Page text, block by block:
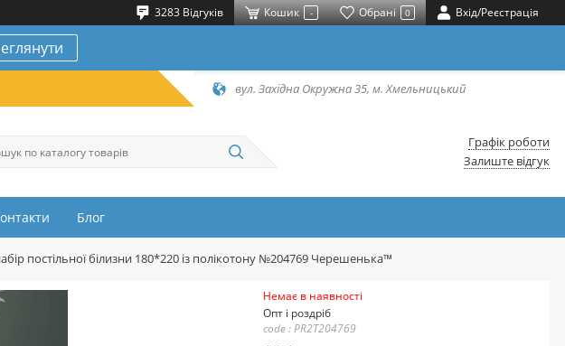
3283 Відгуків Кошик - Обрані 0 Вхід/Реєстрація
вул. Західна Окружна 35, м. Хмельницький
Графік роботи
Залиште відгук
Блог
постільної білизни 180*220 із полікотону №204769 Черешенька™
Немає в наявності
Опт і роздріб
code : PR2T204769